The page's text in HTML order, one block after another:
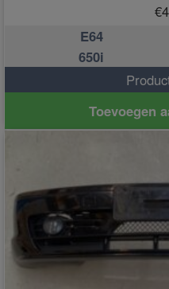
€
E64
650i
Toevoegen